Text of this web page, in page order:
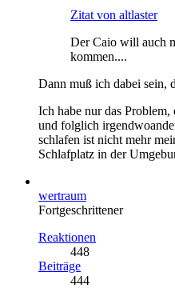
Zitat von altlaster
Der Caio will auch
kommen....
Dann muß ich dabei sein,
Ich habe nur das
und folglich
schlafen ist nicht mehr
Schlafplatz in der
wertraum
Fortgeschrittener
Reaktionen
448
Beiträge
444